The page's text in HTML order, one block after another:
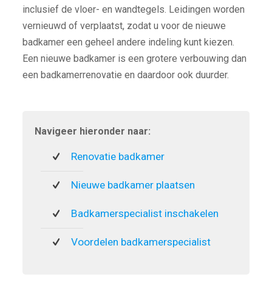
inclusief de vloer- en wandtegels. Leidingen worden
vernieuwd of verplaatst, zodat u voor de nieuwe
badkamer een geheel andere indeling kunt kiezen.
Een nieuwe badkamer is een grotere verbouwing dan
een badkamerrenovatie en daardoor ook duurder.
Navigeer hieronder naar:
Renovatie badkamer
Nieuwe badkamer plaatsen
Badkamerspecialist inschakelen
Voordelen badkamerspecialist